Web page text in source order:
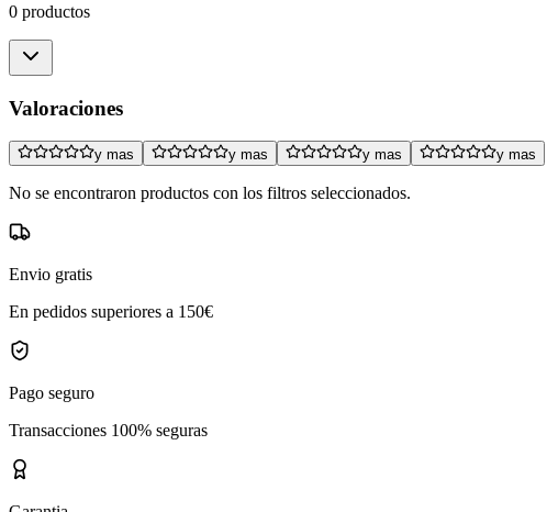
0 productos
Valoraciones
y mas y mas y mas y mas
No se encontraron productos con los filtros seleccionados.
Envio gratis
En pedidos superiores a 150€
Pago seguro
Transacciones 100% seguras